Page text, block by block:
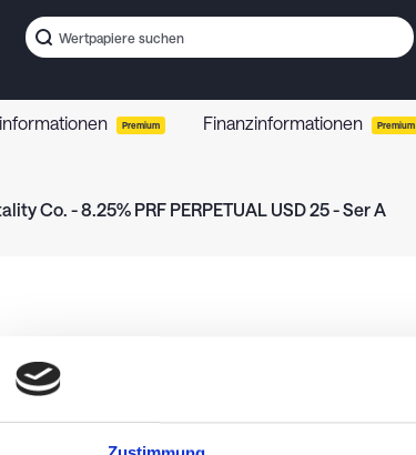
Premium Finanzinformationen Premium
Co. - 8.25% PRF PERPETUAL USD 25 - Ser A